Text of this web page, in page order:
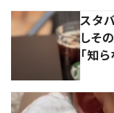
スタ
しそ
「知